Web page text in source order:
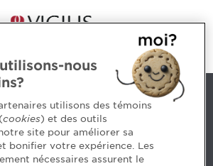
bureau 800, Montréal (Québec)
nous
utilisons des témoins
cookies) et des outils
site pour améliorer sa
bonifier votre expérience. Les
nécessaires assurent le